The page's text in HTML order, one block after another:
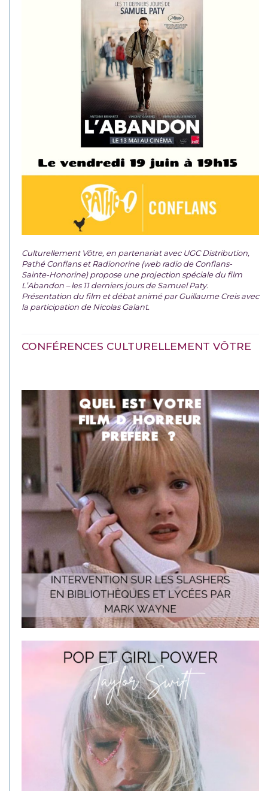
Culturellement Vôtre, en partenariat avec UGC Distribution,
Pathé Conflans et Radionorine (web radio de Conflans-
Sainte-Honorine) propose une projection spéciale du film
L’Abandon – les 11 derniers jours de Samuel Paty.
Présentation du film et débat animé par Guillaume Creis avec
la participation de Nicolas Galant.
CONFÉRENCES CULTURELLEMENT VÔTRE